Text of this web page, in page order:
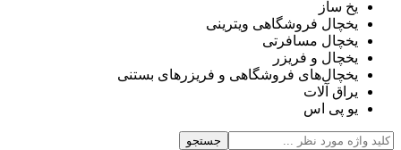
یخ ساز
یخچال فروشگاهی ویترینی
یخچال مسافرتی
یخچال و فریزر
یخچال‌های فروشگاهی و فریزرهای بستنی
یراق آلات
یو پی اس
جستجو